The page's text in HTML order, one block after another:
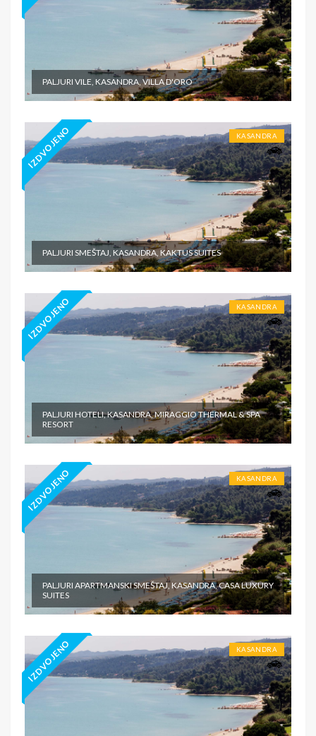
PALJURI VILE, KASANDRA, VILLA D'ORO
IZDVOJENO KASANDRA
PALJURI SMEŠTAJ, KASANDRA, KAKTUS SUITES
IZDVOJENO KASANDRA
PALJURI HOTELI, KASANDRA, MIRAGGIO THERMAL & SPA
RESORT
IZDVOJENO KASANDRA
PALJURI APARTMANSKI SMEŠTAJ, KASANDRA, CASA LUXURY
SUITES
IZDVOJENO KASANDRA